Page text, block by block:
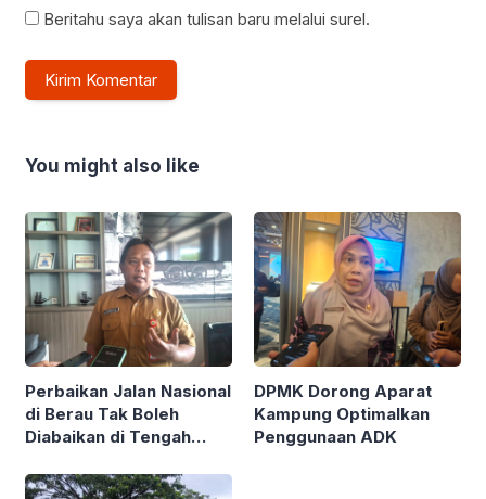
Beritahu saya akan tulisan baru melalui surel.
You might also like
Perbaikan Jalan Nasional
di Berau Tak Boleh
Diabaikan di Tengah
Kalimantan
DPMK Dorong Aparat
Kampung Optimalkan
Penggunaan ADK